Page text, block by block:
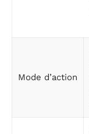
Mode d’action